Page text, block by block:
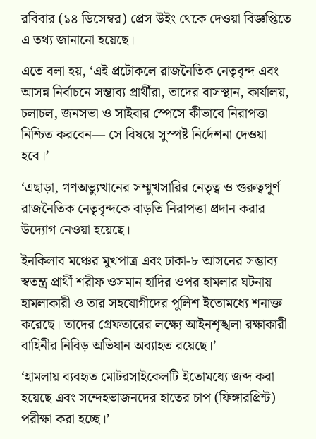
রবিবার (১৪ ডিসেম্বর) প্রেস উইং থেকে দেওয়া বিজ্ঞপ্তিতে
এ তথ্য জানানো হয়েছে।
এতে বলা হয়, ‘এই প্রটোকলে রাজনৈতিক নেতৃবৃন্দ এবং
আসন্ন নির্বাচনে সম্ভাব্য প্রার্থীরা, তাদের বাসস্থান, কার্যালয়,
চলাচল, জনসভা ও সাইবার স্পেসে কীভাবে নিরাপত্তা
নিশ্চিত করবেন— সে বিষয়ে সুস্পষ্ট নির্দেশনা দেওয়া
হবে।’
‘এছাড়া, গণঅভ্যুত্থানের সম্মুখসারির নেতৃত্ব ও গুরুত্বপূর্ণ
রাজনৈতিক নেতৃবৃন্দকে বাড়তি নিরাপত্তা প্রদান করার
উদ্যোগ নেওয়া হয়েছে।
ইনকিলাব মঞ্চের মুখপাত্র এবং ঢাকা-৮ আসনের সম্ভাব্য
স্বতন্ত্র প্রার্থী শরীফ ওসমান হাদির ওপর হামলার ঘটনায়
হামলাকারী ও তার সহযোগীদের পুলিশ ইতোমধ্যে শনাক্ত
করেছে। তাদের গ্রেফতারের লক্ষ্যে আইনশৃঙ্খলা রক্ষাকারী
বাহিনীর নিবিড় অভিযান অব্যাহত রয়েছে।’
‘হামলায় ব্যবহৃত মোটরসাইকেলটি ইতোমধ্যে জব্দ করা
হয়েছে এবং সন্দেহভাজনদের হাতের চাপ (ফিঙ্গারপ্রিন্ট)
পরীক্ষা করা হচ্ছে।’